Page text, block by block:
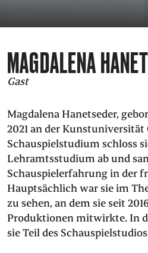
MAGDALENA
Gast
Magdalena Hanetseder,
2021 an der Kunstuniversität
Schauspielstudium schloss
Lehramtsstudium ab und
Schauspielerfahrung in der
Hauptsächlich war sie im
zu sehen, an dem sie seit
Produktionen mitwirkte. In
sie Teil des